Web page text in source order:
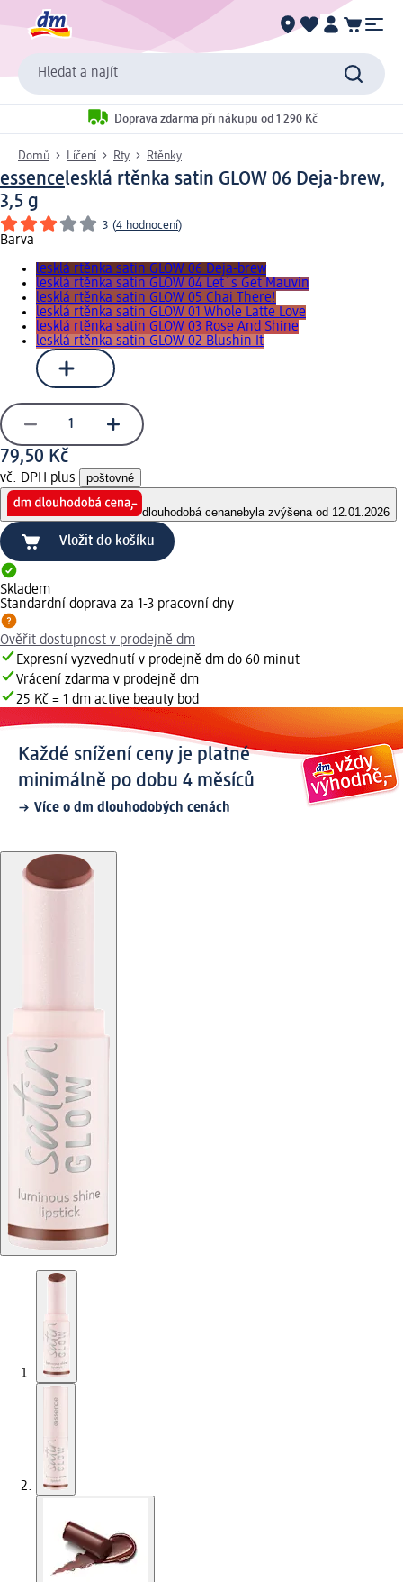
Hledat a najít
Doprava zdarma při nákupu od 1 290 Kč
Domů Líčení Rty Rtěnky
essencelesklá rtěnka satin GLOW 06 Deja-brew,
3,5 g
3 (4 hodnocení)
Barva
lesklá rtěnka satin GLOW 06 Deja-brew
lesklá rtěnka satin GLOW 04 Let´s Get Mauvin
lesklá rtěnka satin GLOW 05 Chai There!
lesklá rtěnka satin GLOW 01 Whole Latte Love
lesklá rtěnka satin GLOW 03 Rose And Shine
lesklá rtěnka satin GLOW 02 Blushin It
79,50 Kč
vč. DPH plus poštovné
dlouhodobá cenanebyla zvýšena od 12.01.2026
Vložit do košíku
Skladem
Standardní doprava za 1-3 pracovní dny
Ověřit dostupnost v prodejně dm
Expresní vyzvednutí v prodejně dm do 60 minut
Vrácení zdarma v prodejně dm
25 Kč = 1 dm active beauty bod
Každé snížení ceny je platné
minimálně po dobu 4 měsíců
Více o dm dlouhodobých cenách